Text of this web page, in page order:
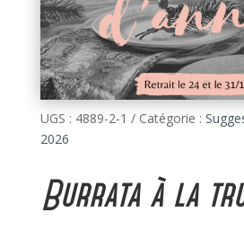
UGS : 4889-2-1 Catégorie :
2026
Burrata à la